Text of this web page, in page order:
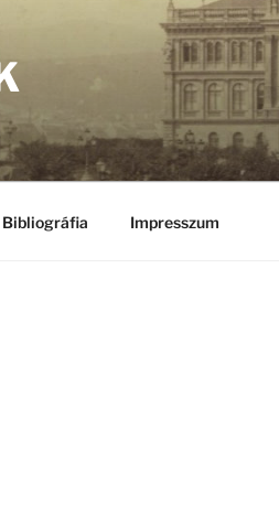
Bibliográfia Impresszum